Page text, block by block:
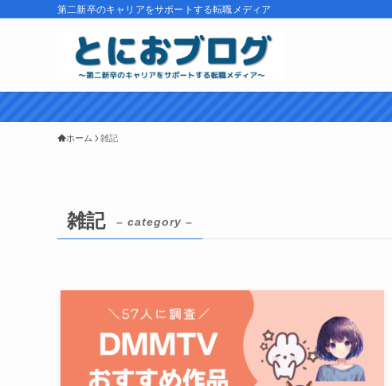
第二新卒のキャリアをサポートする転職メディア
ホーム 雑記
雑記 – category –